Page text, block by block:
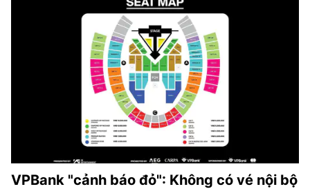
VPBank "cảnh báo đỏ": Không có vé nội bộ